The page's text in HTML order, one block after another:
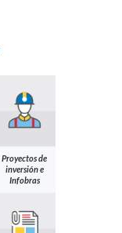
Proyectos de
inversión e
Infobras